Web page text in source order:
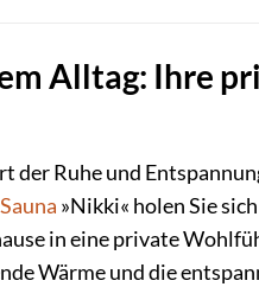
Alltag: Ihre
der Ruhe und
Sauna »Nikki« holen Sie
in eine private
Wärme und die